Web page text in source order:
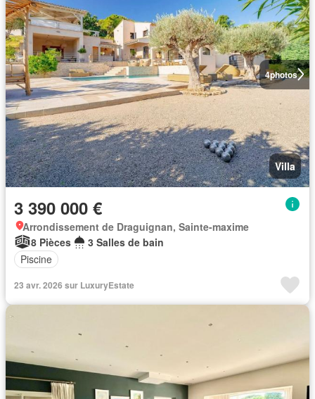
4photos
Villa
3 390 000 €
Arrondissement de Draguignan, Sainte-maxime
8 Pièces
3 Salles de bain
Piscine
23 avr. 2026 sur LuxuryEstate